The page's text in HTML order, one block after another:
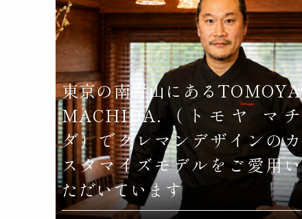
東京の南青山にあるTOMOYA
MACHIDA.（トモヤ マチ
ダ）でクレマンデザインのカ
スタマイズモデルをご愛用い
ただいています